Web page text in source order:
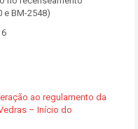
e BM-2548)
ao regulamento da
– Início do